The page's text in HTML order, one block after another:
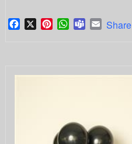
Facebook
X PinterestWhatsApp
TeamsEmail
Share